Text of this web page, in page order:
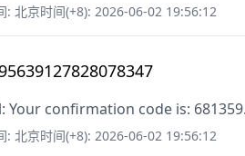
: 北京时间(+8): 2026-06-02 19:56:12
Your confirmation code is:
: 北京时间(+8): 2026-06-02 19:56:12